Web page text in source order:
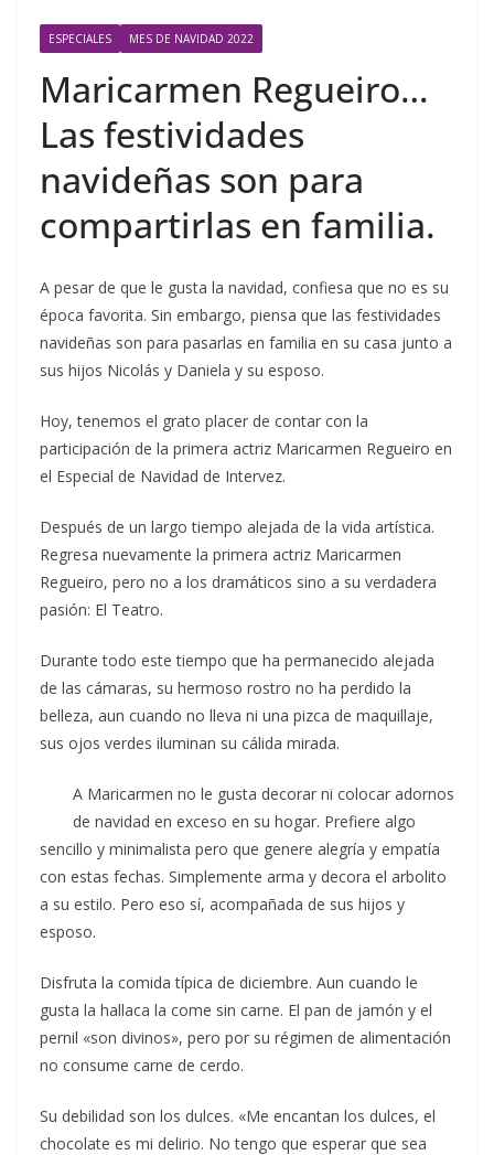
ESPECIALES MES DE NAVIDAD 2022
Maricarmen Regueiro…
Las festividades
navideñas son para
compartirlas en familia.
A pesar de que le gusta la navidad, confiesa que no es su
época favorita. Sin embargo, piensa que las festividades
navideñas son para pasarlas en familia en su casa junto a
sus hijos Nicolás y Daniela y su esposo.
Hoy, tenemos el grato placer de contar con la
participación de la primera actriz Maricarmen Regueiro en
el Especial de Navidad de Intervez.
Después de un largo tiempo alejada de la vida artística.
Regresa nuevamente la primera actriz Maricarmen
Regueiro, pero no a los dramáticos sino a su verdadera
pasión: El Teatro.
Durante todo este tiempo que ha permanecido alejada
de las cámaras, su hermoso rostro no ha perdido la
belleza, aun cuando no lleva ni una pizca de maquillaje,
sus ojos verdes iluminan su cálida mirada.
A Maricarmen no le gusta decorar ni colocar adornos
de navidad en exceso en su hogar. Prefiere algo
sencillo y minimalista pero que genere alegría y empatía
con estas fechas. Simplemente arma y decora el arbolito
a su estilo. Pero eso sí, acompañada de sus hijos y
esposo.
Disfruta la comida típica de diciembre. Aun cuando le
gusta la hallaca la come sin carne. El pan de jamón y el
pernil «son divinos», pero por su régimen de alimentación
no consume carne de cerdo.
Su debilidad son los dulces. «Me encantan los dulces, el
chocolate es mi delirio. No tengo que esperar que sea